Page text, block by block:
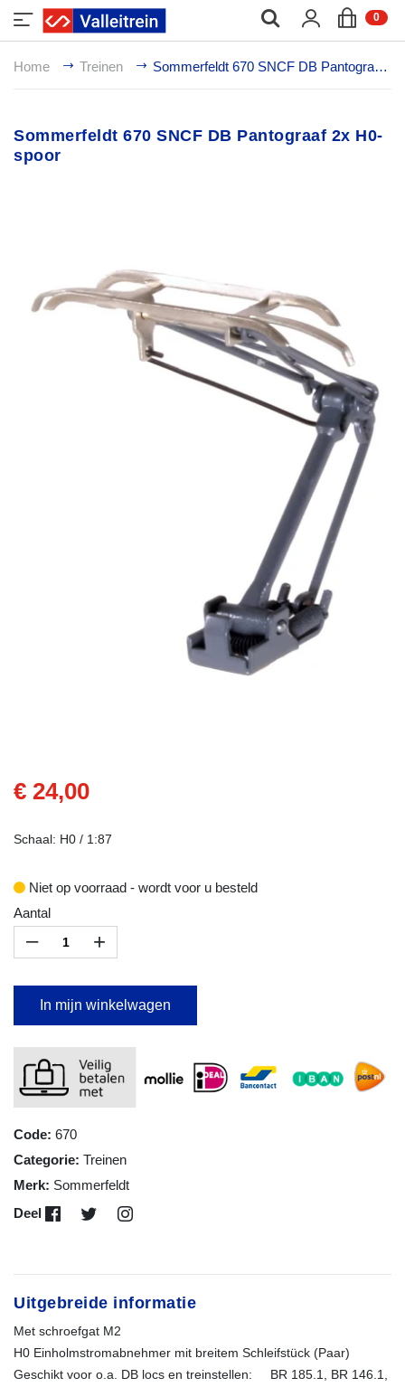
0;
Home Treinen Sommerfeldt 670 SNCF DB Pantograaf 2x H0-spoor
Sommerfeldt 670 SNCF DB Pantograaf 2x H0-
spoor
€ 24,00
Schaal: H0 / 1:87
Niet op voorraad - wordt voor u besteld
Aantal
– +
In mijn winkelwagen
Code: 670
Categorie: Treinen
Merk: Sommerfeldt
Deel
Uitgebreide informatie
Met schroefgat M2
H0 Einholmstromabnehmer mit breitem Schleifstück (Paar)
Geschikt voor o.a. DB locs en treinstellen: BR 185.1, BR 146.1,